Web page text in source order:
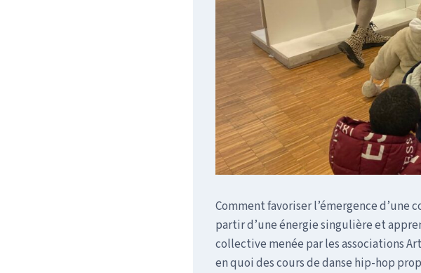
Comment favoriser l’émergence d’une
partir d’une énergie singulière et
collective menée par les associations
en quoi des cours de danse hip-hop